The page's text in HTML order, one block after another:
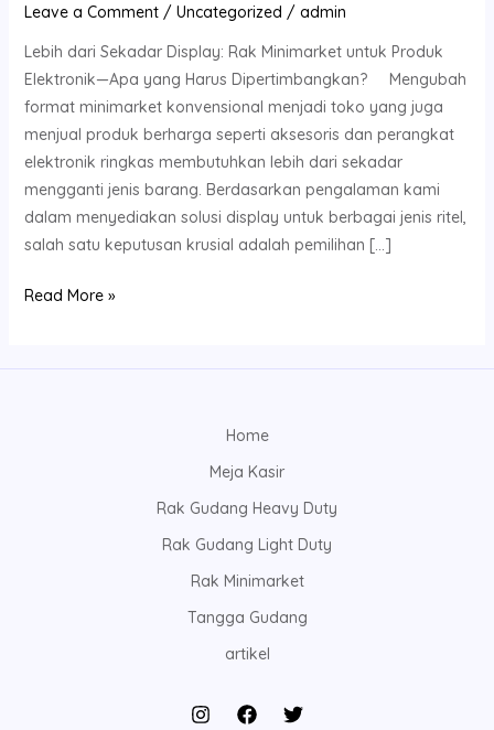
Leave a Comment / Uncategorized / admin
Lebih dari Sekadar Display: Rak Minimarket untuk Produk
Elektronik—Apa yang Harus Dipertimbangkan? Mengubah
format minimarket konvensional menjadi toko yang juga
menjual produk berharga seperti aksesoris dan perangkat
elektronik ringkas membutuhkan lebih dari sekadar
mengganti jenis barang. Berdasarkan pengalaman kami
dalam menyediakan solusi display untuk berbagai jenis ritel,
salah satu keputusan krusial adalah pemilihan […]
Produk
Harus
Dipertimbangkan?
Read More »
Home
Meja Kasir
Rak Gudang Heavy Duty
Rak Gudang Light Duty
Rak Minimarket
Tangga Gudang
artikel